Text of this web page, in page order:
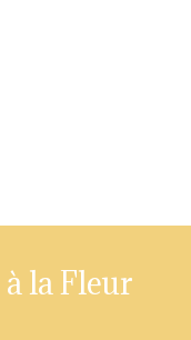
la Fleur